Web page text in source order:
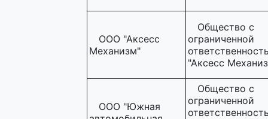
ООО "Аксесс
Механизм"
Общество с
ограниченной
"Аксесс
ООО "Южная
Общество с
ограниченной